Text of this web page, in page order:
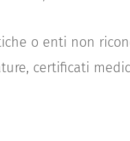
o enti non
certificati